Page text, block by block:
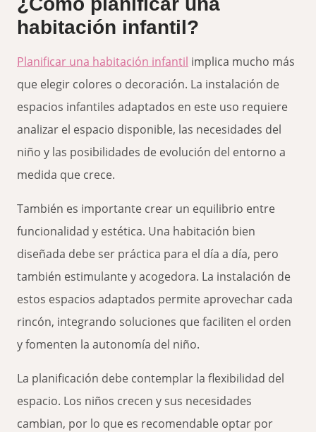
habitación infantil?
Planificar una habitación infantil implica mucho más
que elegir colores o decoración. La instalación de
espacios infantiles adaptados en este uso requiere
analizar el espacio disponible, las necesidades del
niño y las posibilidades de evolución del entorno a
medida que crece.
También es importante crear un equilibrio entre
funcionalidad y estética. Una habitación bien
diseñada debe ser práctica para el día a día, pero
también estimulante y acogedora. La instalación de
estos espacios adaptados permite aprovechar cada
rincón, integrando soluciones que faciliten el orden
y fomenten la autonomía del niño.
La planificación debe contemplar la flexibilidad del
espacio. Los niños crecen y sus necesidades
cambian, por lo que es recomendable optar por